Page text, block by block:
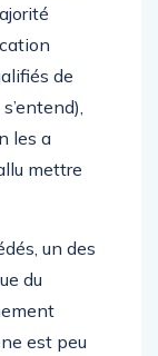
de
les a
mettre
un des
du
est peu